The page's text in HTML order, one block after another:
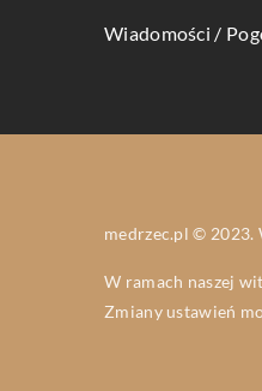
Wiadomości /
medrzec.pl © 2023.
W ramach naszej
Zmiany ustawień